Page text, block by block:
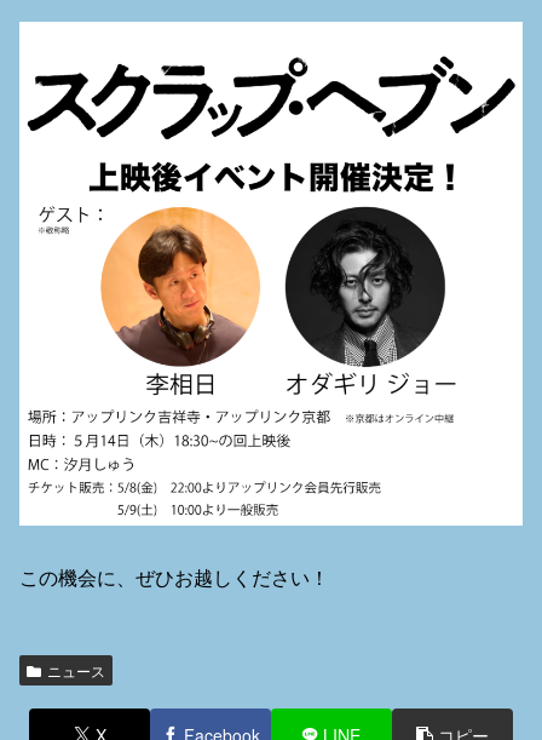
この機会に、ぜひお越しください！
ニュース
X Facebook LINE コピー